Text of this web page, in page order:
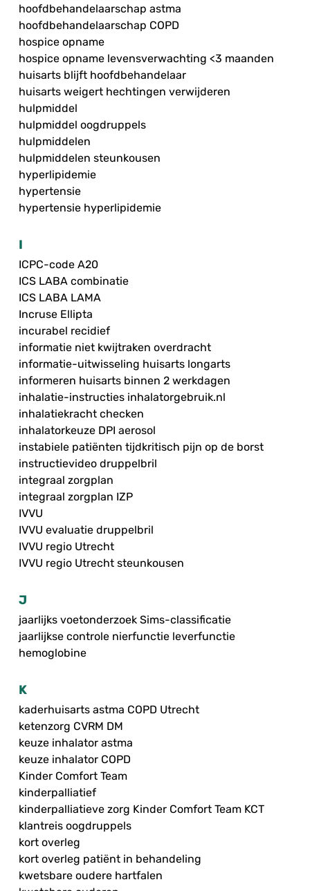
hoofdbehandelaarschap astma
hoofdbehandelaarschap COPD
hospice opname
hospice opname levensverwachting <3 maanden
huisarts blijft hoofdbehandelaar
huisarts weigert hechtingen verwijderen
hulpmiddel
hulpmiddel oogdruppels
hulpmiddelen
hulpmiddelen steunkousen
hyperlipidemie
hypertensie
hypertensie hyperlipidemie
I
ICPC-code A20
ICS LABA combinatie
ICS LABA LAMA
Incruse Ellipta
incurabel recidief
informatie niet kwijtraken overdracht
informatie-uitwisseling huisarts longarts
informeren huisarts binnen 2 werkdagen
inhalatie-instructies inhalatorgebruik.nl
inhalatiekracht checken
inhalatorkeuze DPI aerosol
instabiele patiënten tijdkritisch pijn op de borst
instructievideo druppelbril
integraal zorgplan
integraal zorgplan IZP
IVVU
IVVU evaluatie druppelbril
IVVU regio Utrecht
IVVU regio Utrecht steunkousen
J
jaarlijks voetonderzoek Sims-classificatie
jaarlijkse controle nierfunctie leverfunctie
hemoglobine
K
kaderhuisarts astma COPD Utrecht
ketenzorg CVRM DM
keuze inhalator astma
keuze inhalator COPD
Kinder Comfort Team
kinderpalliatief
kinderpalliatieve zorg Kinder Comfort Team KCT
klantreis oogdruppels
kort overleg
kort overleg patiënt in behandeling
kwetsbare oudere hartfalen